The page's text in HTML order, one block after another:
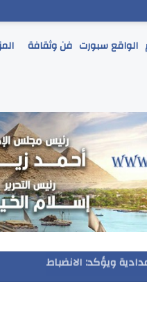
الواقع سبورت فن وثقافة
ويؤكد: الانضباط